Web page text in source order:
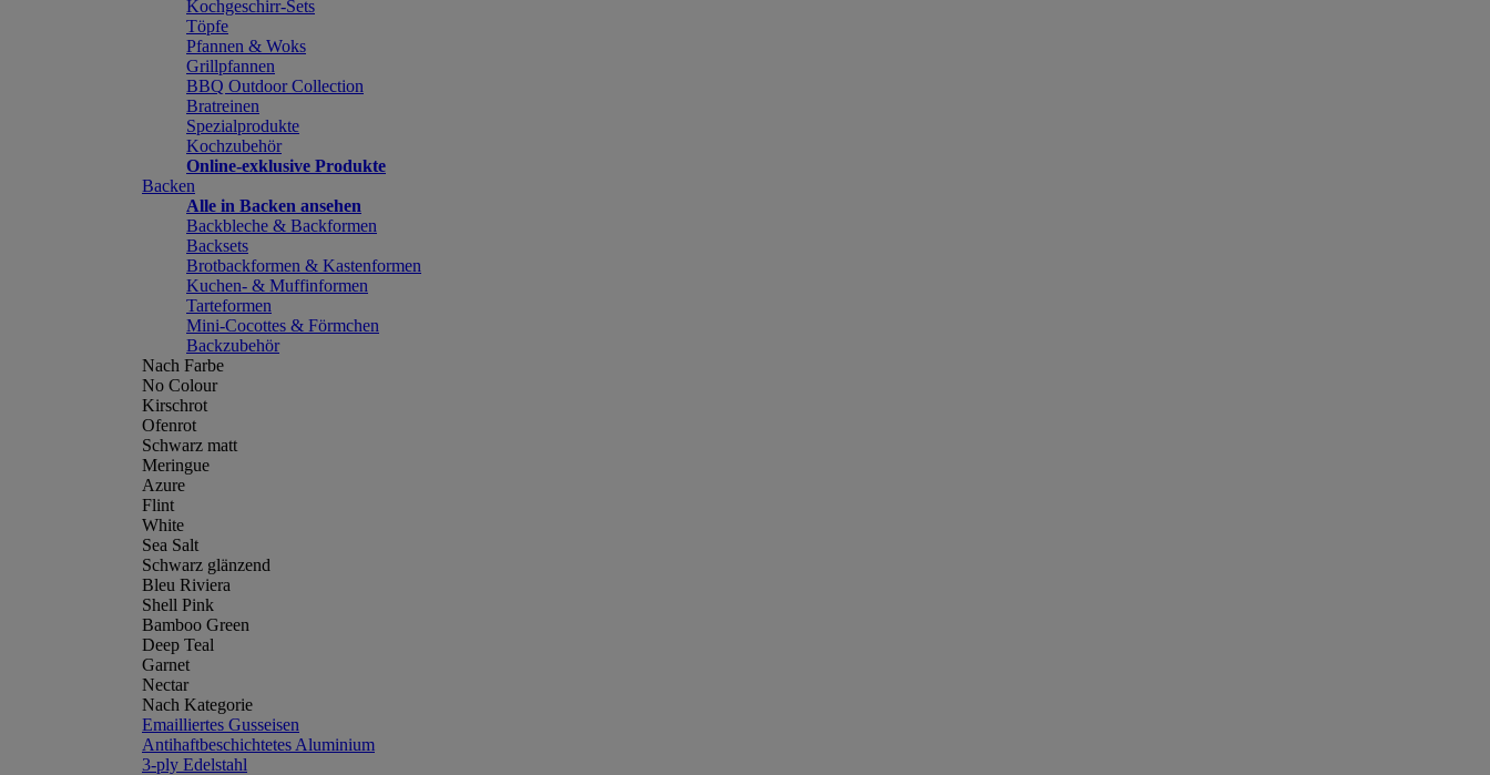
Kochgeschirr-Sets
Töpfe
Pfannen & Woks
Grillpfannen
BBQ Outdoor Collection
Bratreinen
Spezialprodukte
Kochzubehör
Online-exklusive Produkte
Backen
Alle in Backen ansehen
Backbleche & Backformen
Backsets
Brotbackformen & Kastenformen
Kuchen- & Muffinformen
Tarteformen
Mini-Cocottes & Förmchen
Backzubehör
Nach Farbe
No Colour
Kirschrot
Ofenrot
Schwarz matt
Meringue
Azure
Flint
White
Sea Salt
Schwarz glänzend
Bleu Riviera
Shell Pink
Bamboo Green
Deep Teal
Garnet
Nectar
Nach Kategorie
Emailliertes Gusseisen
Antihaftbeschichtetes Aluminium
3-ply Edelstahl